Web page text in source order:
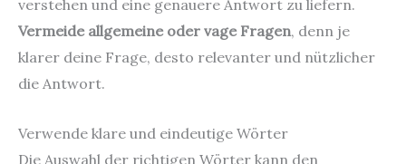
verstehen und eine genauere Antwort zu liefern.
Vermeide allgemeine oder vage Fragen, denn je
klarer deine Frage, desto relevanter und nützlicher
die Antwort.
Verwende klare und eindeutige Wörter
Die Auswahl der richtigen Wörter kann den